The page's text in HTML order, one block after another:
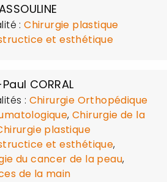
:Chirurgie plastique
et esthétique
CORRAL
: Chirurgie Orthopédique
,Chirurgie de la
plastique
et esthétique,
du cancer de la peau,
de la main